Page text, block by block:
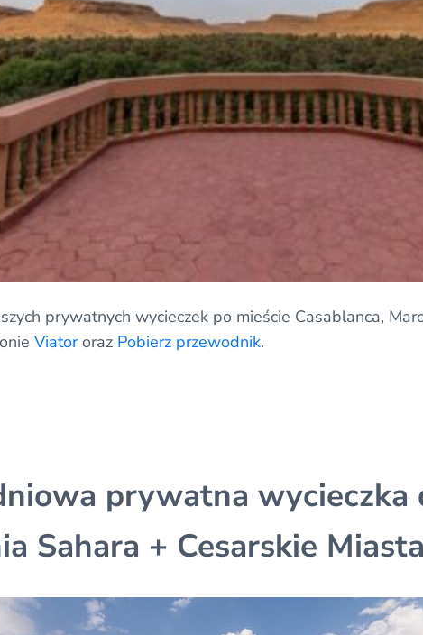
prywatnych wycieczek po mieście Casablanca,
Viatororaz Pobierz przewodnik.
prywatna wycieczka
Sahara + Cesarskie Miasta